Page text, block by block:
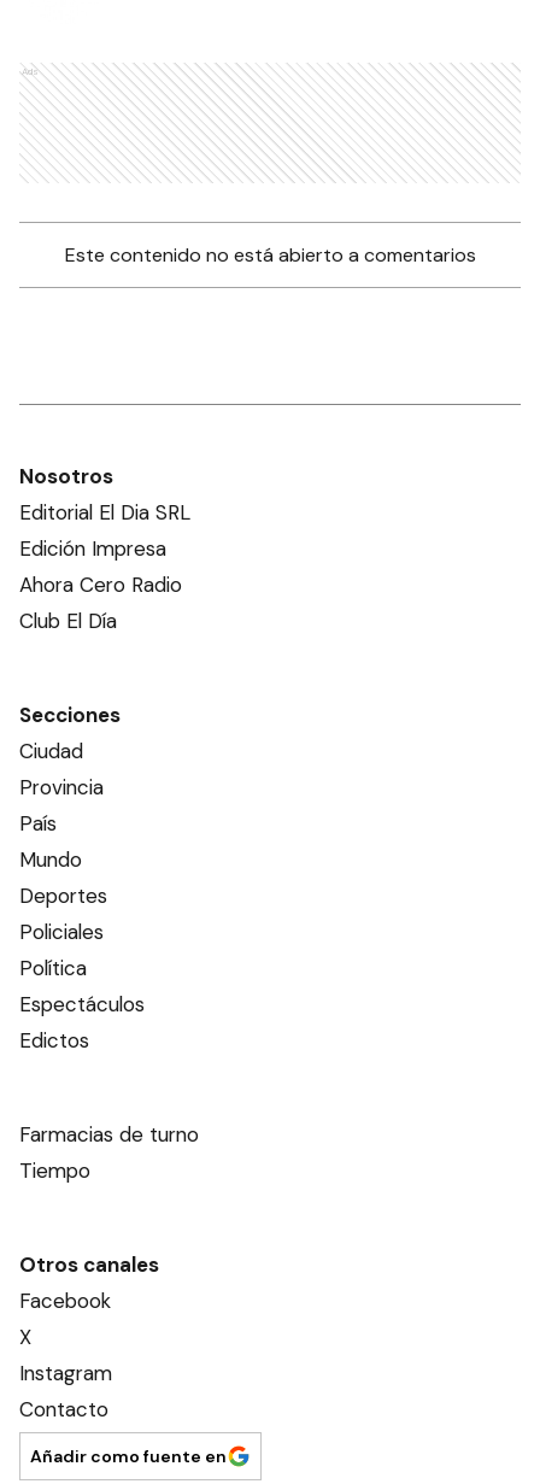
Ads
Este contenido no está abierto a comentarios
Nosotros
Editorial El Dia SRL
Edición Impresa
Ahora Cero Radio
Club El Día
Secciones
Ciudad
Provincia
País
Mundo
Deportes
Policiales
Política
Espectáculos
Edictos
Farmacias de turno
Tiempo
Otros canales
Facebook
X
Instagram
Contacto
Añadir como fuente en